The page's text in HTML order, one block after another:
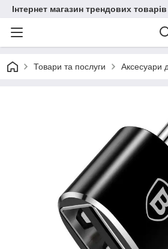
Інтернет магазин трендових
Товари та послуги Аксесуари